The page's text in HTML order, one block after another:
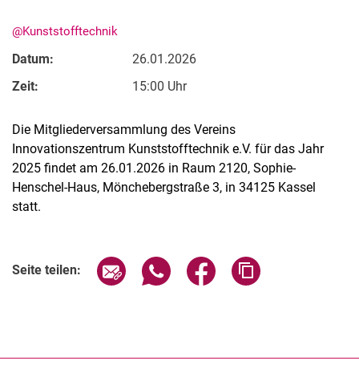
Shop
Angebote für Schüler:innen / Studieninteressierte
50 Jahre Maschinenbau
@Kunststofftechnik
Datum:
26.01.2026
Zeit:
15:00 Uhr
Die Mitgliederversammlung des Vereins
Innovationszentrum Kunststofftechnik e.V. für das Jahr
2025 findet am 26.01.2026 in Raum 2120, Sophie-
Henschel-Haus, Mönchebergstraße 3, in 34125 Kassel
statt.
Seite teilen: Seite über E-Mail teilen
Seite über WhatsApp teilen
Seite über Facebook